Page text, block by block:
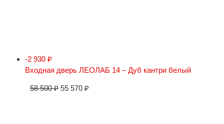
-2 930 ₽
Входная дверь ЛЕОЛАБ 14 – Дуб кантри белый
58 500₽ 55 570 ₽